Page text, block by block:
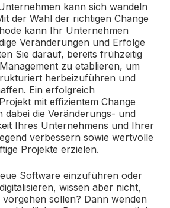
kann sich wandeln
der Wahl der richtigen Change
kann Ihr Unternehmen
Veränderungen und Erfolge
Sie darauf, bereits frühzeitig
zu etablieren, um
herbeizuführen und
Ein erfolgreich
mit effizientem Change
dabei die Veränderungs- und
Ihres Unternehmens und Ihrer
verbessern sowie wertvolle
Projekte erzielen.
Software einzuführen oder
wissen aber nicht,
vorgehen sollen? Dann wenden